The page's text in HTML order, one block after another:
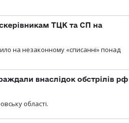
ТЦК та СП на
на незаконному «списанні» понад
внаслідок обстрілів рф
області.